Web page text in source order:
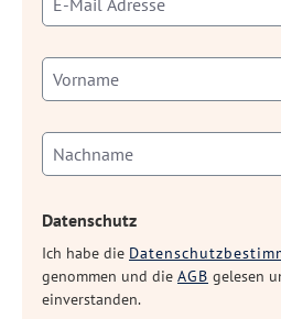
Datenschutz
Ich habe die
genommen und die AGB gelesen
einverstanden.